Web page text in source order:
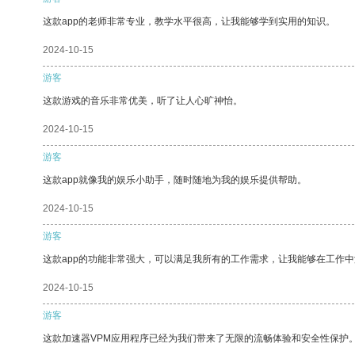
这款app的老师非常专业，教学水平很高，让我能够学到实用的知识。
2024-10-15
游客
这款游戏的音乐非常优美，听了让人心旷神怡。
2024-10-15
游客
这款app就像我的娱乐小助手，随时随地为我的娱乐提供帮助。
2024-10-15
游客
这款app的功能非常强大，可以满足我所有的工作需求，让我能够在工作中
2024-10-15
游客
这款加速器VPM应用程序已经为我们带来了无限的流畅体验和安全性保护。